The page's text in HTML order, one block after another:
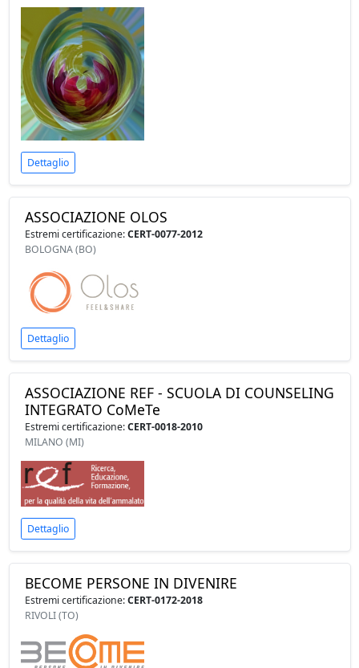
Dettaglio
ASSOCIAZIONE OLOS
Estremi certificazione:CERT-0077-2012
BOLOGNA (BO)
Dettaglio
ASSOCIAZIONE REF - SCUOLA DI COUNSELING
INTEGRATO CoMeTe
Estremi certificazione:CERT-0018-2010
MILANO (MI)
Dettaglio
BECOME PERSONE IN DIVENIRE
Estremi certificazione:CERT-0172-2018
RIVOLI (TO)